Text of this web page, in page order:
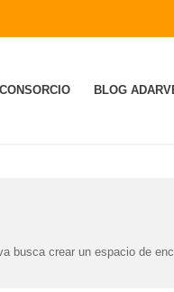
BLOG
busca crear un espacio de